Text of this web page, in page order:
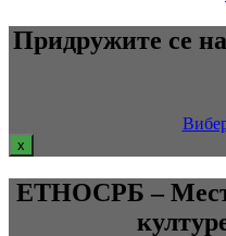
Придружите се
x
ЕТНОСРБ –